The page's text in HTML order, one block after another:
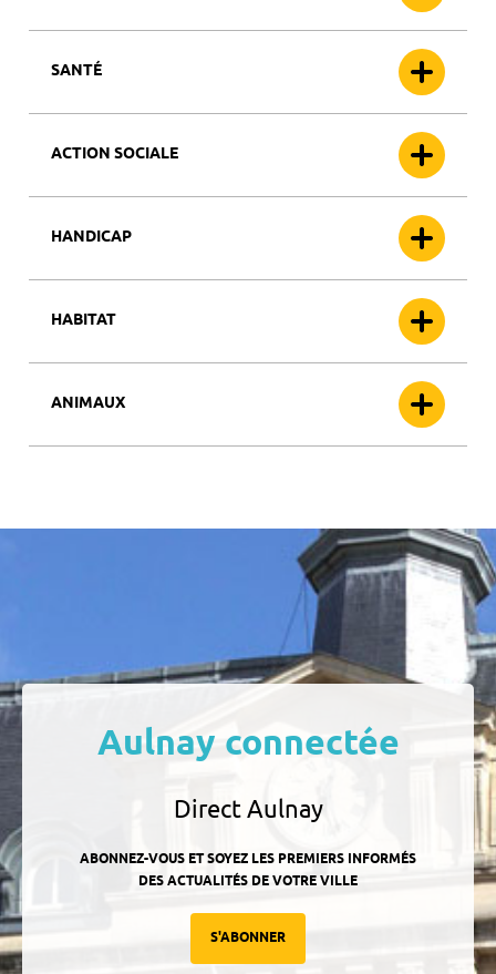
SANTÉ
ACTION SOCIALE
HANDICAP
HABITAT
ANIMAUX
Aulnay connectée
Direct Aulnay
ABONNEZ-VOUS ET SOYEZ LES PREMIERS INFORMÉS
DES ACTUALITÉS DE VOTRE VILLE
S'ABONNER